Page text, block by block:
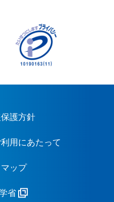
護方針
用にあたって
ップ
省